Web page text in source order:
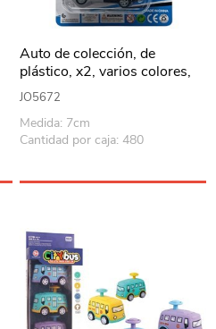
Auto de colección, de
plástico, x2, varios colores,
en blister
JO5672
Medida: 7cm
Cantidad por caja: 480